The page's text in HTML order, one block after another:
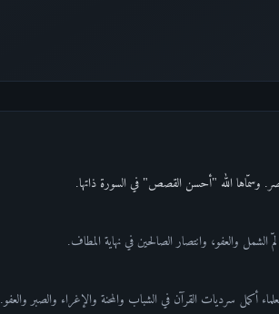
الشمل والعفو، وانتصار الصالحين في نهاية المطاف.
أكمل سرديات القرآن في الشباب والمحنة والإغراء والصبر والعفو.